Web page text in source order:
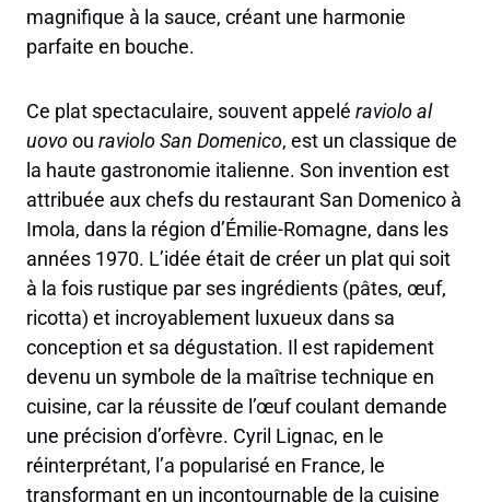
magnifique à la sauce, créant une harmonie
parfaite en bouche.
Ce plat spectaculaire, souvent appelé raviolo al
uovoou raviolo San Domenico, est un classique de
la haute gastronomie italienne. Son invention est
attribuée aux chefs du restaurant San Domenico à
Imola, dans la région d’Émilie-Romagne, dans les
années 1970. L’idée était de créer un plat qui soit
à la fois rustique par ses ingrédients (pâtes, œuf,
ricotta) et incroyablement luxueux dans sa
conception et sa dégustation. Il est rapidement
devenu un symbole de la maîtrise technique en
cuisine, car la réussite de l’œuf coulant demande
une précision d’orfèvre. Cyril Lignac, en le
réinterprétant, l’a popularisé en France, le
transformant en un incontournable de la cuisine